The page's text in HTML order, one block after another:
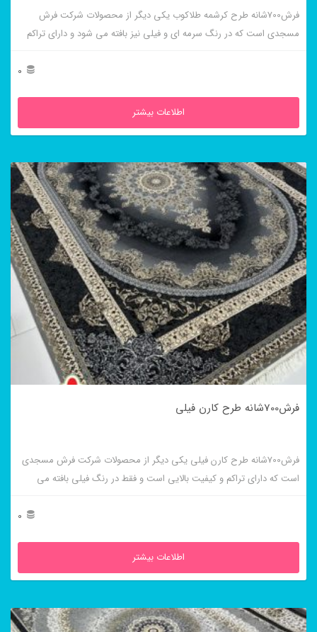
فرش700شانه طرح کرشمه طلاکوب یکی دیگر از محصولات شرکت فرش
مسجدی است که در رنگ سرمه ای و فیلی نیز بافته می شود و دارای تراکم
0
اطلاعات بیشتر
فرش700شانه طرح کارن فیلی
فرش700شانه طرح کارن فیلی یکی دیگر از محصولات شرکت فرش مسجدی
است که دارای تراکم و کیفیت بالایی است و فقط در رنگ فیلی بافته می
0
اطلاعات بیشتر